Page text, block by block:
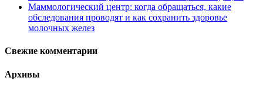
Маммологический центр: когда обращаться, какие
обследования проводят и как сохранить здоровье
молочных желез
Свежие комментарии
Архивы